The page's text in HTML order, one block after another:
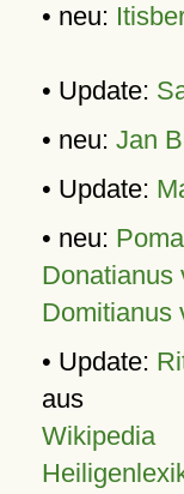
• neu:
• Update:
• neu: Jan
• Update:
• neu: Poma
Donatianus
Domitianus
• Update:
aus